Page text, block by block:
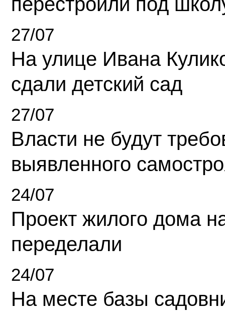
27/07
На улице Ивана
сдали детский сад
27/07
Власти не будут
выявленного
24/07
Проект жилого дома
переделали
24/07
На месте базы